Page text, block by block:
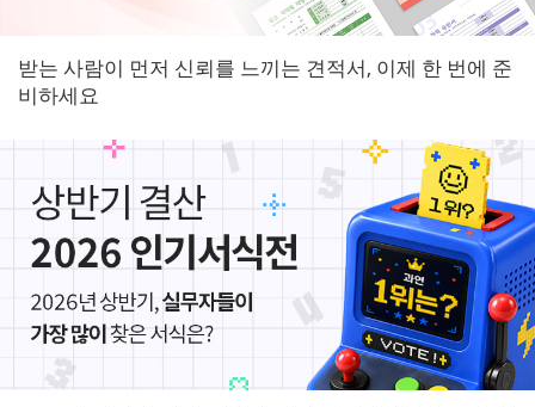
받는 사람이 먼저 신뢰를 느끼는 견적서, 이제 한 번에 준
비하세요